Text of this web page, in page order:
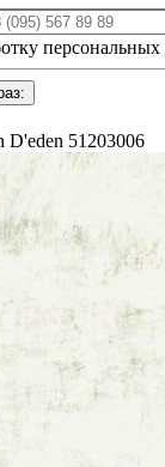
51203006